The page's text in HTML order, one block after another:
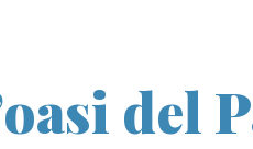
del